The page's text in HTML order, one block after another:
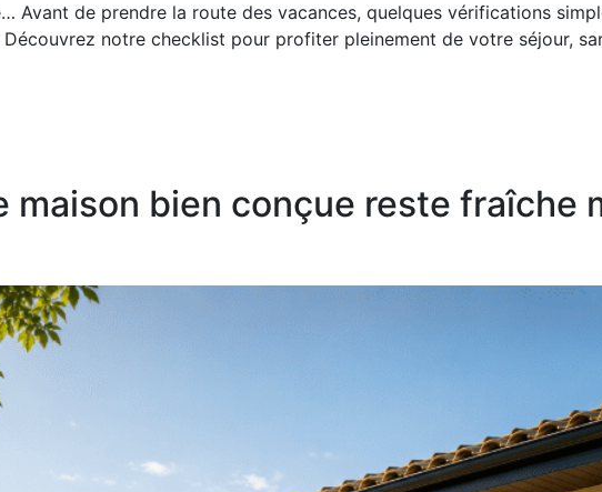
Avant de prendre la route des vacances, quelques vérifications
notre checklist pour profiter pleinement de votre séjour,
maison bien conçue reste fraîche